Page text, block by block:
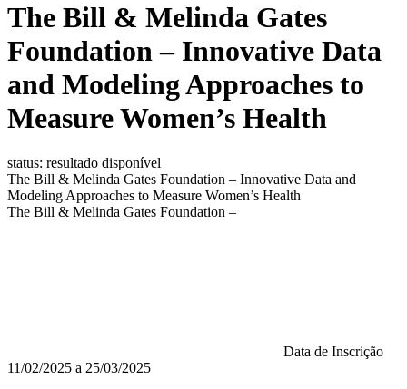
The Bill & Melinda Gates
Foundation – Innovative Data
and Modeling Approaches to
Measure Women’s Health
status: resultado disponível
The Bill & Melinda Gates Foundation – Innovative Data and
Modeling Approaches to Measure Women’s Health
The Bill & Melinda Gates Foundation –
Data de Inscrição
11/02/2025 a 25/03/2025